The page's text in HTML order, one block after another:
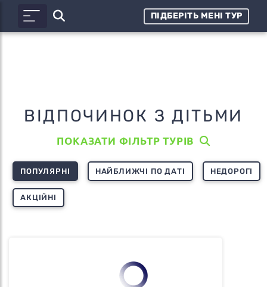
ПІДБЕРІТЬ МЕНІ ТУР
ВІДПОЧИНОК З ДІТЬМИ
ПОКАЗАТИ ФІЛЬТР ТУРІВ
ПОПУЛЯРНІ НАЙБЛИЖЧІ ПО ДАТІ НЕДОРОГІ
АКЦІЙНІ